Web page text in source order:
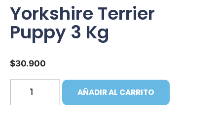
Yorkshire Terrier
Puppy 3 Kg
$30.900
AÑADIR AL CARRITO